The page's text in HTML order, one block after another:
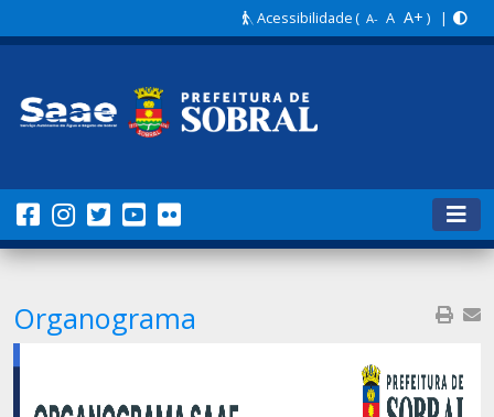
Acessibilidade( A- A A+ ) |
Organograma